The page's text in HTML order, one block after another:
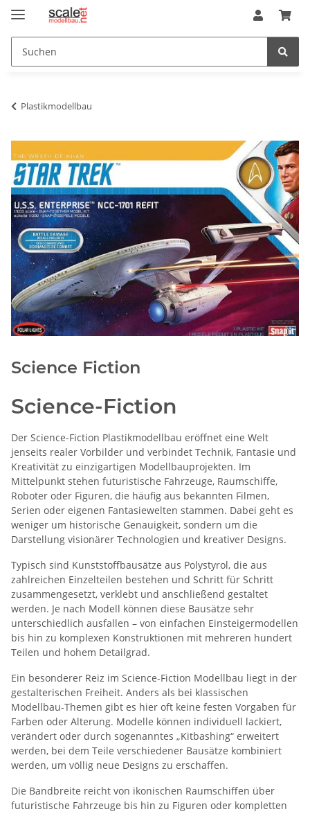
Plastikmodellbau
Science Fiction
Science-Fiction
Der Science-Fiction Plastikmodellbau eröffnet eine Welt
jenseits realer Vorbilder und verbindet Technik, Fantasie und
Kreativität zu einzigartigen Modellbauprojekten. Im
Mittelpunkt stehen futuristische Fahrzeuge, Raumschiffe,
Roboter oder Figuren, die häufig aus bekannten Filmen,
Serien oder eigenen Fantasiewelten stammen. Dabei geht es
weniger um historische Genauigkeit, sondern um die
Darstellung visionärer Technologien und kreativer Designs.
Typisch sind Kunststoffbausätze aus Polystyrol, die aus
zahlreichen Einzelteilen bestehen und Schritt für Schritt
zusammengesetzt, verklebt und anschließend gestaltet
werden. Je nach Modell können diese Bausätze sehr
unterschiedlich ausfallen – von einfachen Einsteigermodellen
bis hin zu komplexen Konstruktionen mit mehreren hundert
Teilen und hohem Detailgrad.
Ein besonderer Reiz im Science-Fiction Modellbau liegt in der
gestalterischen Freiheit. Anders als bei klassischen
Modellbau-Themen gibt es hier oft keine festen Vorgaben für
Farben oder Alterung. Modelle können individuell lackiert,
verändert oder durch sogenanntes „Kitbashing“ erweitert
werden, bei dem Teile verschiedener Bausätze kombiniert
werden, um völlig neue Designs zu erschaffen.
Die Bandbreite reicht von ikonischen Raumschiffen über
futuristische Fahrzeuge bis hin zu Figuren oder kompletten